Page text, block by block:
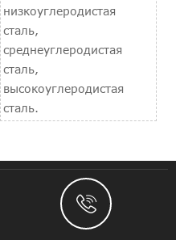
низкоуглеродистая
сталь,
среднеуглеродистая
сталь,
высокоуглеродистая
сталь.
